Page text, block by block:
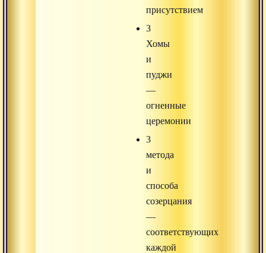
присутствием
3
Хомы
и
пуджи
—
огненные
церемонии
3
метода
и
способа
созерцания
—
соответствующих
каждой